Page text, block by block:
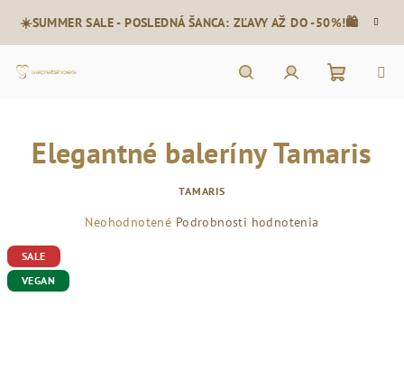
obsah
☀️SUMMER SALE - POSLEDNÁ ŠANCA: ZĽAVY AŽ DO -50%!🛍️
košík
Elegantné baleríny Tamaris
TAMARIS
Priemerné
Neohodnotené Podrobnosti hodnotenia
SALE
VEGAN